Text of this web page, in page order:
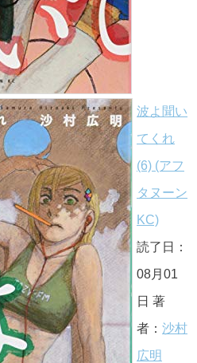
波よ聞い
てくれ
(6) (アフ
タヌーン
KC)
読了日：
08月01
日 著
者： 沙村
広明